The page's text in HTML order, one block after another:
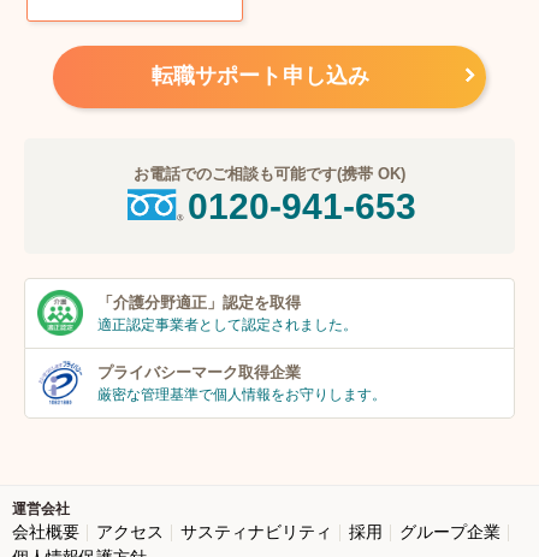
転職サポート申し込み
お電話でのご相談も可能です(携帯 OK)
0120-941-653
「介護分野適正」 認定を取得
適正認定事業者として認定されました。
プライバシーマーク取得企業
厳密な管理基準で個人情報をお守りします。
運営会社
会社概要 アクセス サスティナビリティ 採用
グループ企業